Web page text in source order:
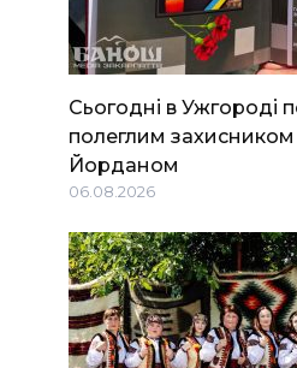
Сьогодні в Ужгороді
полеглим
Йорданом
06.08.2026